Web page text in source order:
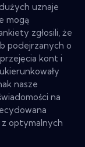
uznaje
mogą
zgłosili, że
podejrzanych o
kont i
nasze
na
z optymalnych